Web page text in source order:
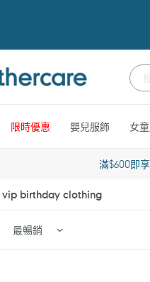
限時優惠 嬰兒服飾 女
滿$600即
vip birthday clothing